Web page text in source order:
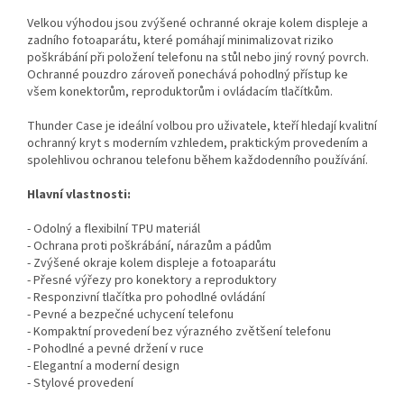
Velkou výhodou jsou zvýšené ochranné okraje kolem displeje a
zadního fotoaparátu, které pomáhají minimalizovat riziko
poškrábání při položení telefonu na stůl nebo jiný rovný povrch.
Ochranné pouzdro zároveň ponechává pohodlný přístup ke
všem konektorům, reproduktorům i ovládacím tlačítkům.
Thunder Case je ideální volbou pro uživatele, kteří hledají kvalitní
ochranný kryt s moderním vzhledem, praktickým provedením a
spolehlivou ochranou telefonu během každodenního používání.
Hlavní vlastnosti:
- Odolný a flexibilní TPU materiál
- Ochrana proti poškrábání, nárazům a pádům
- Zvýšené okraje kolem displeje a fotoaparátu
- Přesné výřezy pro konektory a reproduktory
- Responzivní tlačítka pro pohodlné ovládání
- Pevné a bezpečné uchycení telefonu
- Kompaktní provedení bez výrazného zvětšení telefonu
- Pohodlné a pevné držení v ruce
- Elegantní a moderní design
- Stylové provedení